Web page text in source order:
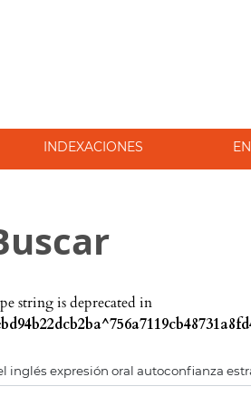
INDEXACIONES
string is deprecated in